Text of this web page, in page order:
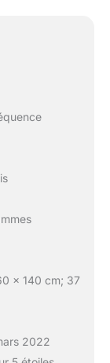
x 140 cm; 37
2022